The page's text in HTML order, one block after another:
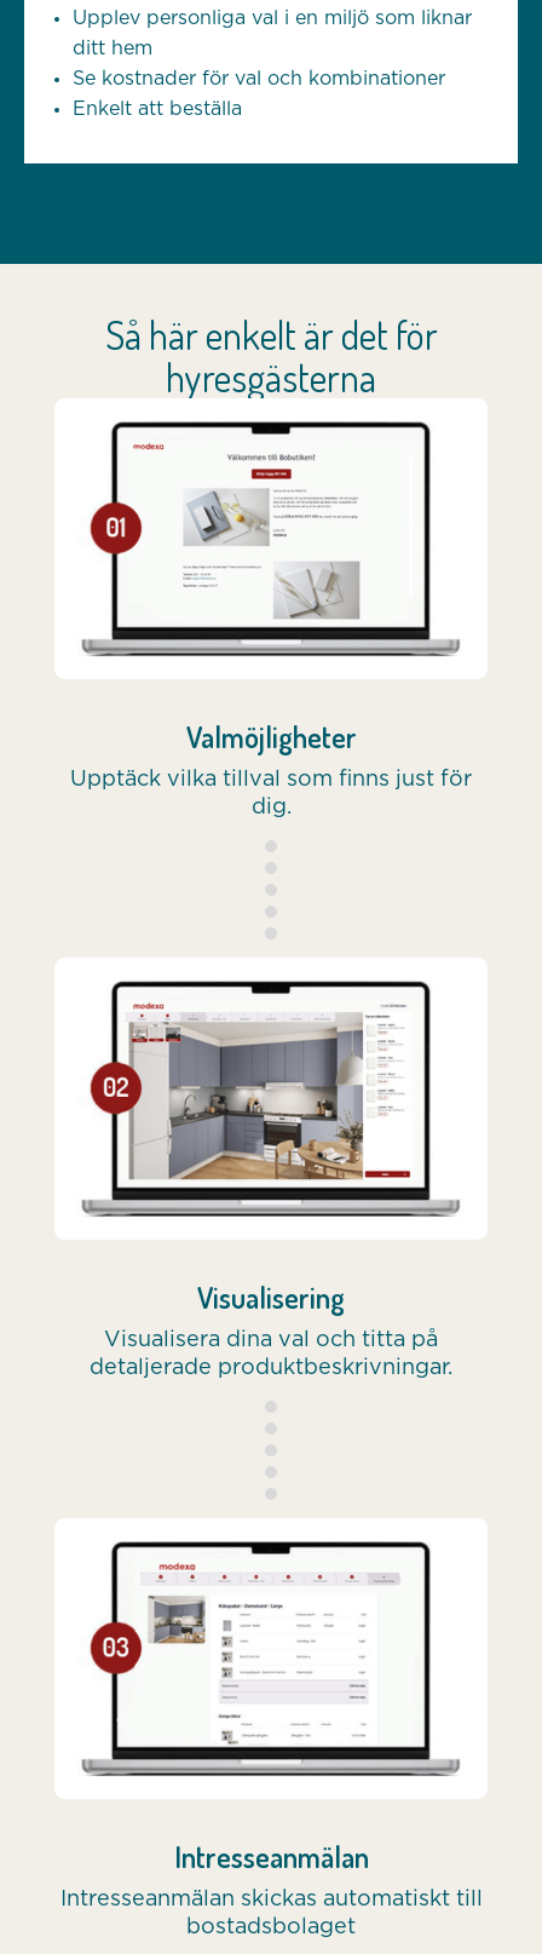
Upplev personliga val i en miljö som liknar
ditt hem
Se kostnader för val och kombinationer
Enkelt att beställa
Så här enkelt är det för
hyresgästerna
Valmöjligheter
Upptäck vilka tillval som finns just för
dig.
Visualisering
Visualisera dina val och titta på
detaljerade produktbeskrivningar.
Intresseanmälan
Intresseanmälan skickas automatiskt till
bostadsbolaget